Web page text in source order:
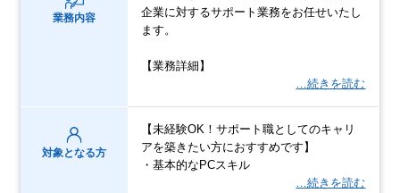
業務内容
企業に対するサポート業務をお任せいたし
ます。
【業務詳細】
…続きを読む
対象となる方
【未経験OK！サポート職としてのキャリ
アを築きたい方におすすめです】
・基本的なPCスキル
…続きを読む